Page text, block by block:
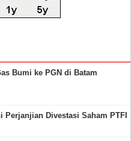
Bumi ke PGN di Batam
Perjanjian Divestasi Saham PTFI